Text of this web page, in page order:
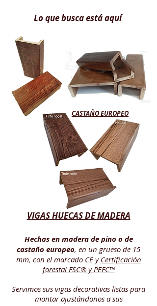
Lo que busca está aquí
VIGAS HUECAS DE MADERA
Hechas en madera de pino o de
castaño europeo, en un grueso de 15
mm, con el marcado CE y Certificación
forestal FSC® y PEFC™
Servimos sus vigas decorativas listas para
montar ajustándonos a sus
CASTAÑO EUROPEO